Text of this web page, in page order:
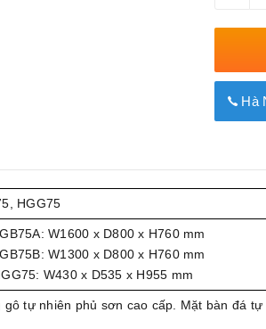
Hà
HGG75
W1600 x D800 x H760 mm
W1300 x D800 x H760 mm
W430 x D535 x H955 mm
gô tự nhiên phủ sơn cao cấp. Mặt bàn đá tự